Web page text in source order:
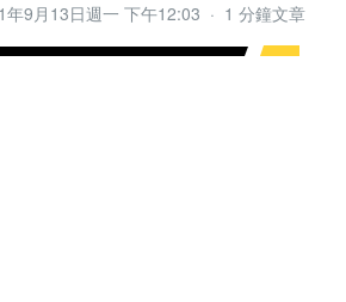
年9月13日週一 下午12:03 · 1 分鐘文章